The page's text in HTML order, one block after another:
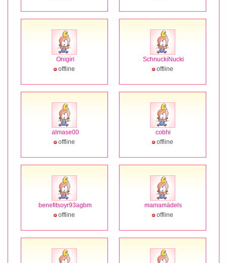
Onigiri
offline
SchnuckiNucki
offline
almase00
offline
cobhi
offline
benefitsoyr93agbm
offline
mamamädels
offline